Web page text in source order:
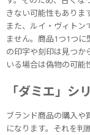
きない可能性もあります
また、ルイ・ヴィトン
ません。商品1つ1つ
の印字や刻印は見つか
いる場合は偽物の可能
「ダミエ」シ
ブランド商品の購入や
になります。それを判